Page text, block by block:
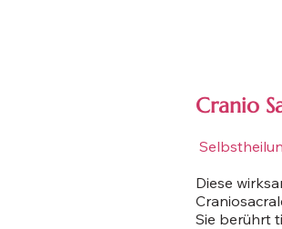
Cranio
Diese
Sie berührt